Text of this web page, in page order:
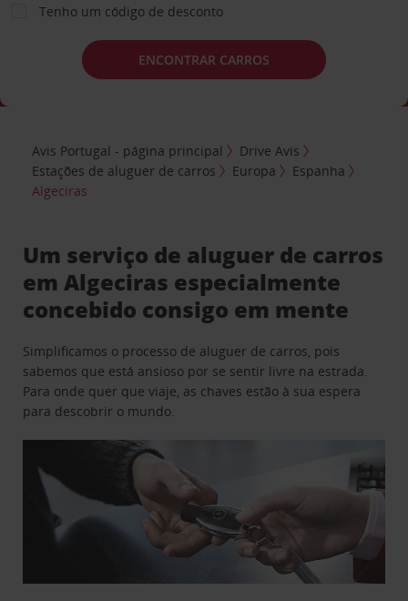
Tenho um código de desconto
ENCONTRAR CARROS
Avis Portugal - página principal
Drive Avis
Estações de aluguer de carros
Europa
Espanha
Algeciras
Um serviço de aluguer de carros
em Algeciras especialmente
concebido consigo em mente
Simplificamos o processo de aluguer de carros, pois
sabemos que está ansioso por se sentir livre na estrada.
Para onde quer que viaje, as chaves estão à sua espera
para descobrir o mundo.